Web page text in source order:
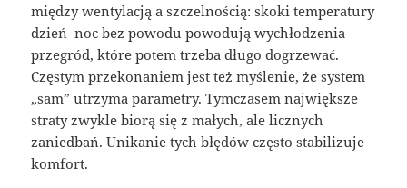
między wentylacją a szczelnością: skoki temperatury
dzień–noc bez powodu powodują wychłodzenia
przegród, które potem trzeba długo dogrzewać.
Częstym przekonaniem jest też myślenie, że system
„sam” utrzyma parametry. Tymczasem największe
straty zwykle biorą się z małych, ale licznych
zaniedbań. Unikanie tych błędów często stabilizuje
komfort.